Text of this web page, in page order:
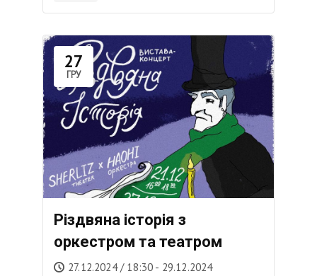
27
ГРУ
Різдвяна історія з
оркестром та театром
27.12.2024 / 18:30 - 29.12.2024